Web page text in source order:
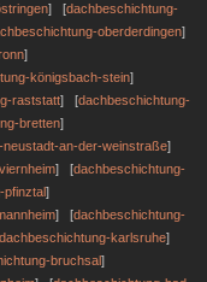
] [dachbeschichtung-
oberderdingen]
]
königsbach-stein]
raststatt] [dachbeschichtung-
bretten]
an-der-weinstraße]
] [dachbeschichtung-
pfinztal]
] [dachbeschichtung-
karlsruhe]
bruchsal]